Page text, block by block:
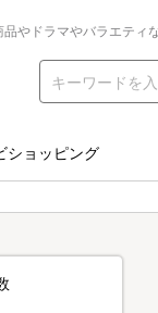
やドラマやバラエティ
ショッピング